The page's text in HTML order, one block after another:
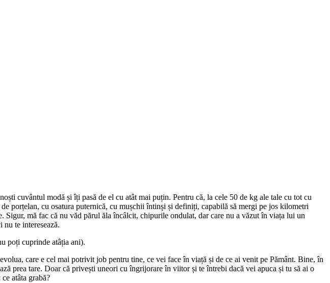
cuvântul modă și îți pasă de el cu atât mai puțin. Pentru că, la cele 50 de kg ale tale cu tot cu
porțelan, cu osatura puternică, cu mușchii întinși și definiți, capabilă să mergi pe jos kilometri
Sigur, mă fac că nu văd părul ăla încâlcit, chipurile ondulat, dar care nu a văzut în viața lui un
te interesează.
poți cuprinde atâția ani).
care e cel mai potrivit job pentru tine, ce vei face în viață și de ce ai venit pe Pământ. Bine, în
prea tare. Doar că privești uneori cu îngrijorare în viitor și te întrebi dacă vei apuca și tu să ai o
atâta grabă?